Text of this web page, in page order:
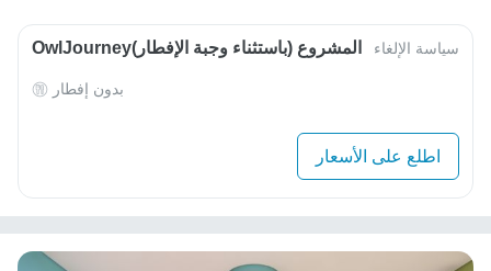
OwlJourneyالمشروع (باستثناء وجبة الإفطار) سياسة الإلغاء
بدون إفطار
اطلع على الأسعار